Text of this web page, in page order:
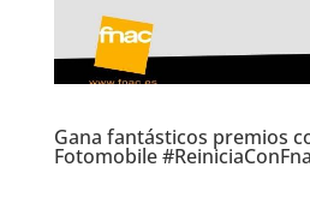
Gana fantásticos premios
Fotomobile